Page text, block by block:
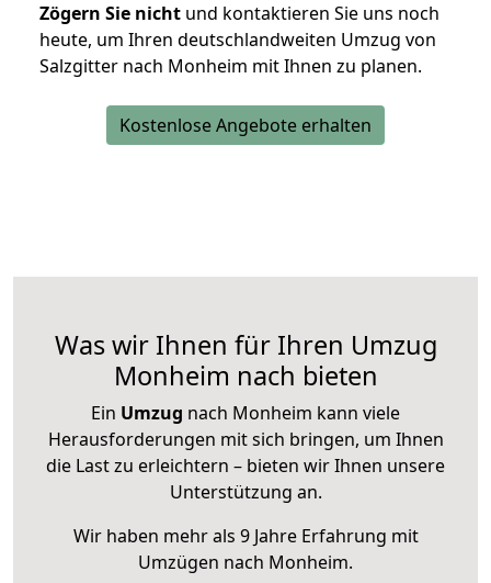
Zögern Sie nicht und kontaktieren Sie uns noch
heute, um Ihren deutschlandweiten Umzug von
Salzgitter nach Monheim mit Ihnen zu planen.
Kostenlose Angebote erhalten
Was wir Ihnen für Ihren Umzug
Monheim nach bieten
Ein Umzug nach Monheim kann viele
Herausforderungen mit sich bringen, um Ihnen
die Last zu erleichtern – bieten wir Ihnen unsere
Unterstützung an.
Wir haben mehr als 9 Jahre Erfahrung mit
Umzügen nach Monheim.